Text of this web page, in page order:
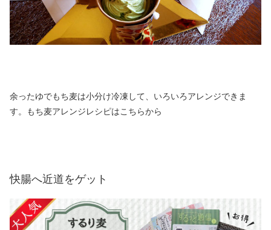
余ったゆでもち麦は小分け冷凍して、いろいろアレンジできま
す。もち麦アレンジレシピはこちらから
快腸へ近道をゲット